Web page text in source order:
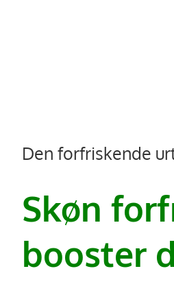
Den forfriskende
Skøn
booster